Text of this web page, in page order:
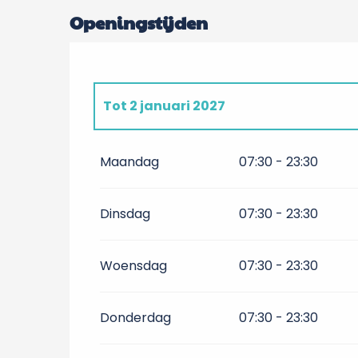
Openingstijden
Tot 2 januari 2027
Vanaf 4 februari 2027tot 2 januari
Maandag 07:30 - 23:30
Dinsdag 07:30 - 23:30
Woensdag 07:30 - 23:30
Donderdag 07:30 - 23:30